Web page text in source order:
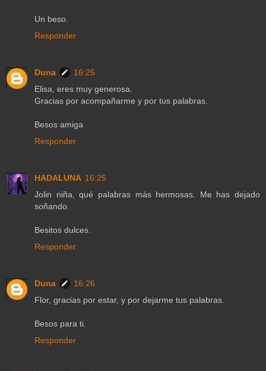
Un beso.
Responder
Duna
16:25
Elisa, eres muy generosa.
Gracias por acompañarme y por tus palabras.
Besos amiga
Responder
HADALUNA 16:25
Jolin niña, qué palabras más hermosas. Me has dejado
soñando.
Besitos dulces.
Responder
Duna
16:26
Flor, gracias por estar, y por dejarme tus palabras.
Besos para ti.
Responder